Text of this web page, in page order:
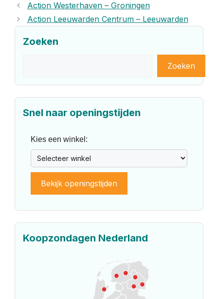
Action Westerhaven – Groningen
Action Leeuwarden Centrum – Leeuwarden
Zoeken
Zoeken
Snel naar openingstijden
Kies een winkel:
Bekijk openingstijden
Koopzondagen Nederland